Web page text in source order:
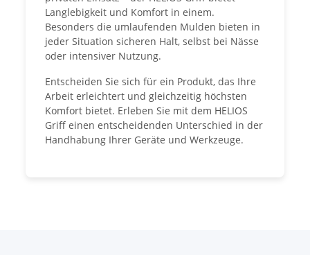
Langlebigkeit und Komfort in einem.
Besonders die umlaufenden Mulden bieten in
jeder Situation sicheren Halt, selbst bei Nässe
oder intensiver Nutzung.
Entscheiden Sie sich für ein Produkt, das Ihre
Arbeit erleichtert und gleichzeitig höchsten
Komfort bietet. Erleben Sie mit dem HELIOS
Griff einen entscheidenden Unterschied in der
Handhabung Ihrer Geräte und Werkzeuge.